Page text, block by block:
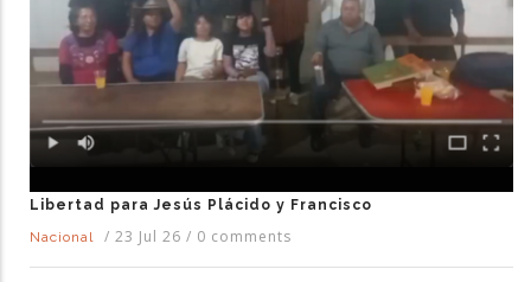
Libertad para Jesús Plácido y Francisco
Nacional
/ 23 Jul 26 / 0 comments